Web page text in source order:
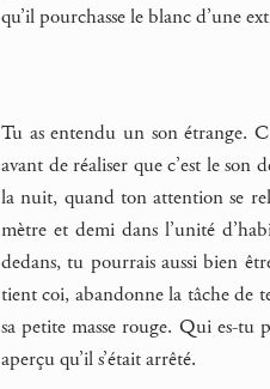
qu’il pourchasse le blanc d’une
Tu as entendu un son étrange.
avant de réaliser que c’est le
la nuit, quand ton attention se
mètre et demi dans l’unité
dedans, tu pourrais aussi bien
tient coi, abandonne la tâche de
sa petite masse rouge. Qui es-
aperçu qu’il s’était arrêté.